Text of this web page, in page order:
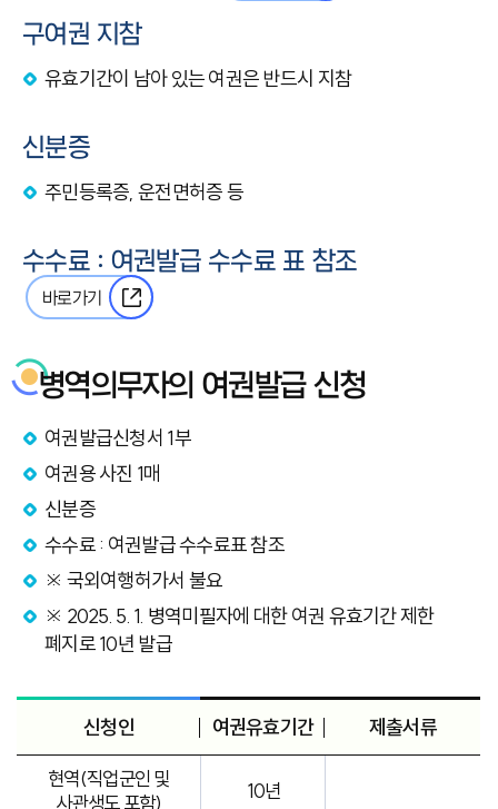
구여권 지참
유효기간이 남아 있는 여권은 반드시 지참
신분증
주민등록증, 운전면허증 등
수수료 : 여권발급 수수료 표 참조
바로가기
병역의무자의 여권발급 신청
여권발급신청서 1부
여권용 사진 1매
신분증
수수료 : 여권발급 수수료표 참조
※ 국외여행허가서 불요
※ 2025. 5. 1. 병역미필자에 대한 여권 유효기간 제한
폐지로 10년 발급
신청인 여권유효기간 제출서류
현역(직업군인 및
사관생도 포함)
10년